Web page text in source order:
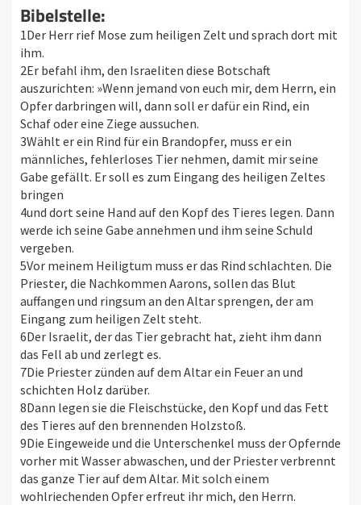
Bibelstelle:
1Der Herr rief Mose zum heiligen Zelt und sprach dort mit
ihm.
2Er befahl ihm, den Israeliten diese Botschaft
auszurichten: »Wenn jemand von euch mir, dem Herrn, ein
Opfer darbringen will, dann soll er dafür ein Rind, ein
Schaf oder eine Ziege aussuchen.
3Wählt er ein Rind für ein Brandopfer, muss er ein
männliches, fehlerloses Tier nehmen, damit mir seine
Gabe gefällt. Er soll es zum Eingang des heiligen Zeltes
bringen
4und dort seine Hand auf den Kopf des Tieres legen. Dann
werde ich seine Gabe annehmen und ihm seine Schuld
vergeben.
5Vor meinem Heiligtum muss er das Rind schlachten. Die
Priester, die Nachkommen Aarons, sollen das Blut
auffangen und ringsum an den Altar sprengen, der am
Eingang zum heiligen Zelt steht.
6Der Israelit, der das Tier gebracht hat, zieht ihm dann
das Fell ab und zerlegt es.
7Die Priester zünden auf dem Altar ein Feuer an und
schichten Holz darüber.
8Dann legen sie die Fleischstücke, den Kopf und das Fett
des Tieres auf den brennenden Holzstoß.
9Die Eingeweide und die Unterschenkel muss der Opfernde
vorher mit Wasser abwaschen, und der Priester verbrennt
das ganze Tier auf dem Altar. Mit solch einem
wohlriechenden Opfer erfreut ihr mich, den Herrn.